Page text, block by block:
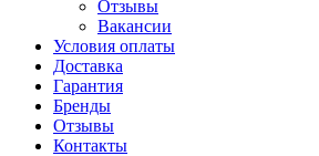
Отзывы
Вакансии
Условия оплаты
Доставка
Гарантия
Бренды
Отзывы
Контакты